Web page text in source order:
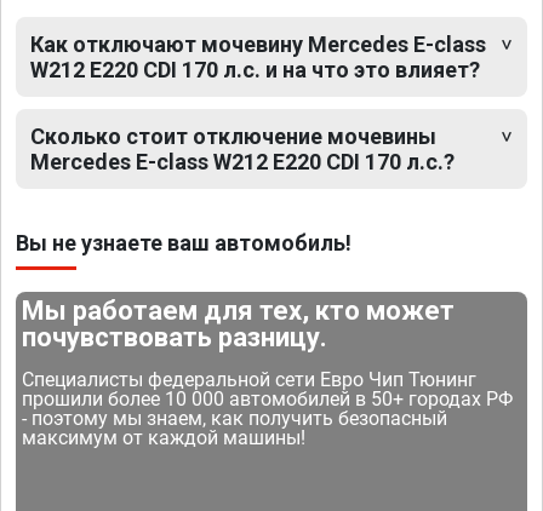
Как отключают мочевину Mercedes E-class
W212 E220 CDI 170 л.с. и на что это влияет?
Сколько стоит отключение мочевины
Mercedes E-class W212 E220 CDI 170 л.с.?
Вы не узнаете ваш автомобиль!
Мы работаем для тех, кто может
почувствовать разницу.
Специалисты федеральной сети Евро Чип Тюнинг
прошили более 10 000 автомобилей в 50+ городах РФ
- поэтому мы знаем, как получить безопасный
максимум от каждой машины!